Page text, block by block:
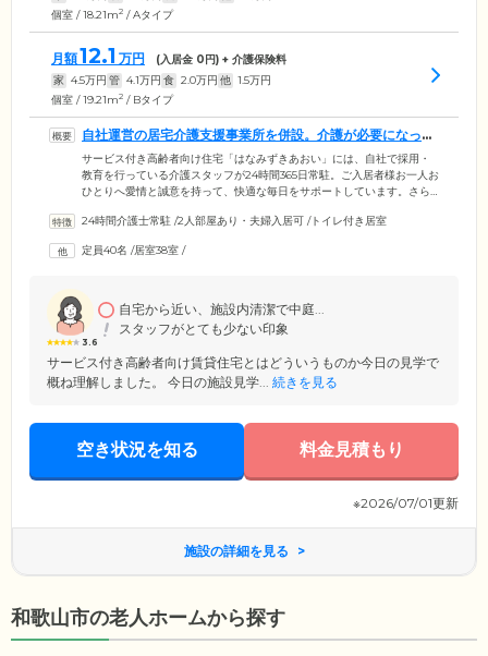
個室 / 18.21m2 / Aタイプ
月額12.1 万円 (入居金 0円) + 介護保険料
家 4.5万円 管 4.1万円 食 2.0万円 他 1.5万円
個室 / 19.21m2 / Bタイプ
自社運営の居宅介護支援事業所を併設。介護が必要になって
も安心です
サービス付き高齢者向け住宅「はなみずきあおい」には、自社で採用・
教育を行っている介護スタッフが24時間365日常駐。ご入居者様お一人お
ひとりへ愛情と誠意を持って、快適な毎日をサポートしています。さら
設。介護が必要になった場合は、ケアマネジャーが介護度・ご希望・ご
また近隣にある医療機関とも連携しており、日々の健康管理と緊急時に
24時間介護士常駐 /2人部屋あり・夫婦入居可 /トイレ付き居室
定員40名 /居室38室 /
3.6
自宅から近い、施設内清潔で中庭...
スタッフがとても少ない印象
サービス付き高齢者向け賃貸住宅とはどういうものか今日の見学で
概ね理解しました。 今日の施設見学... 続きを見る
空き状況を知る 料金見積もり
※2026/07/01更新
施設の詳細を見る
和歌山市の老人ホームから探す